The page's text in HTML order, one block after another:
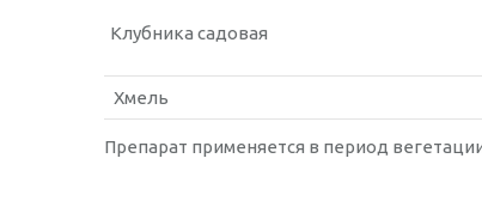
Клубника садовая
Хмель
Препарат применяется в период